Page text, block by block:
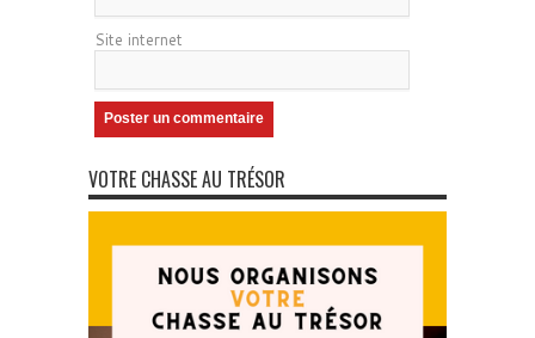
Site internet
VOTRE CHASSE AU TRÉSOR